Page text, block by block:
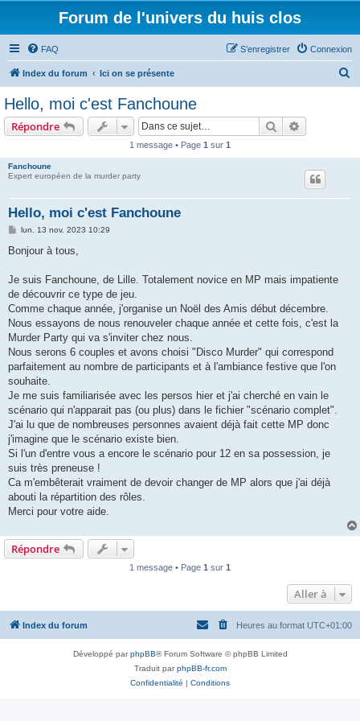
Forum de l'univers du huis clos
FAQ Connexion
S’enregistrer
Index du forum Ici on se présente
Hello, moi c'est Fanchoune
Répondre Rechercher
1 message • Page 1 sur 1
Fanchoune
Expert européen de la murder party
Hello, moi c'est Fanchoune
M
s
g
lun. 13 nov. 2023 10:29
Bonjour à tous,
Je suis Fanchoune, de Lille. Totalement novice en MP mais impatiente
de découvrir ce type de jeu.
Comme chaque année, j'organise un Noël des Amis début décembre.
Nous essayons de nous renouveler chaque année et cette fois, c'est la
Murder Party qui va s'inviter chez nous.
Nous serons 6 couples et avons choisi "Disco Murder" qui correspond
parfaitement au nombre de participants et à l'ambiance festive que l'on
souhaite.
Je me suis familiarisée avec les persos hier et j'ai cherché en vain le
scénario qui n'apparait pas (ou plus) dans le fichier "scénario complet".
J'ai lu que de nombreuses personnes avaient déjà fait cette MP donc
j'imagine que le scénario existe bien.
Si l'un d'entre vous a encore le scénario pour 12 en sa possession, je
suis très preneuse !
Ca m'embêterait vraiment de devoir changer de MP alors que j'ai déjà
abouti la répartition des rôles.
Merci pour votre aide.
Répondre
1 message • Page 1 sur 1
Aller à
Index du forum Heures au format UTC+01:00
Développé parphpBB® Forum Software © phpBB Limited
Traduit parphpBB-fr.com
Confidentialité | Conditions